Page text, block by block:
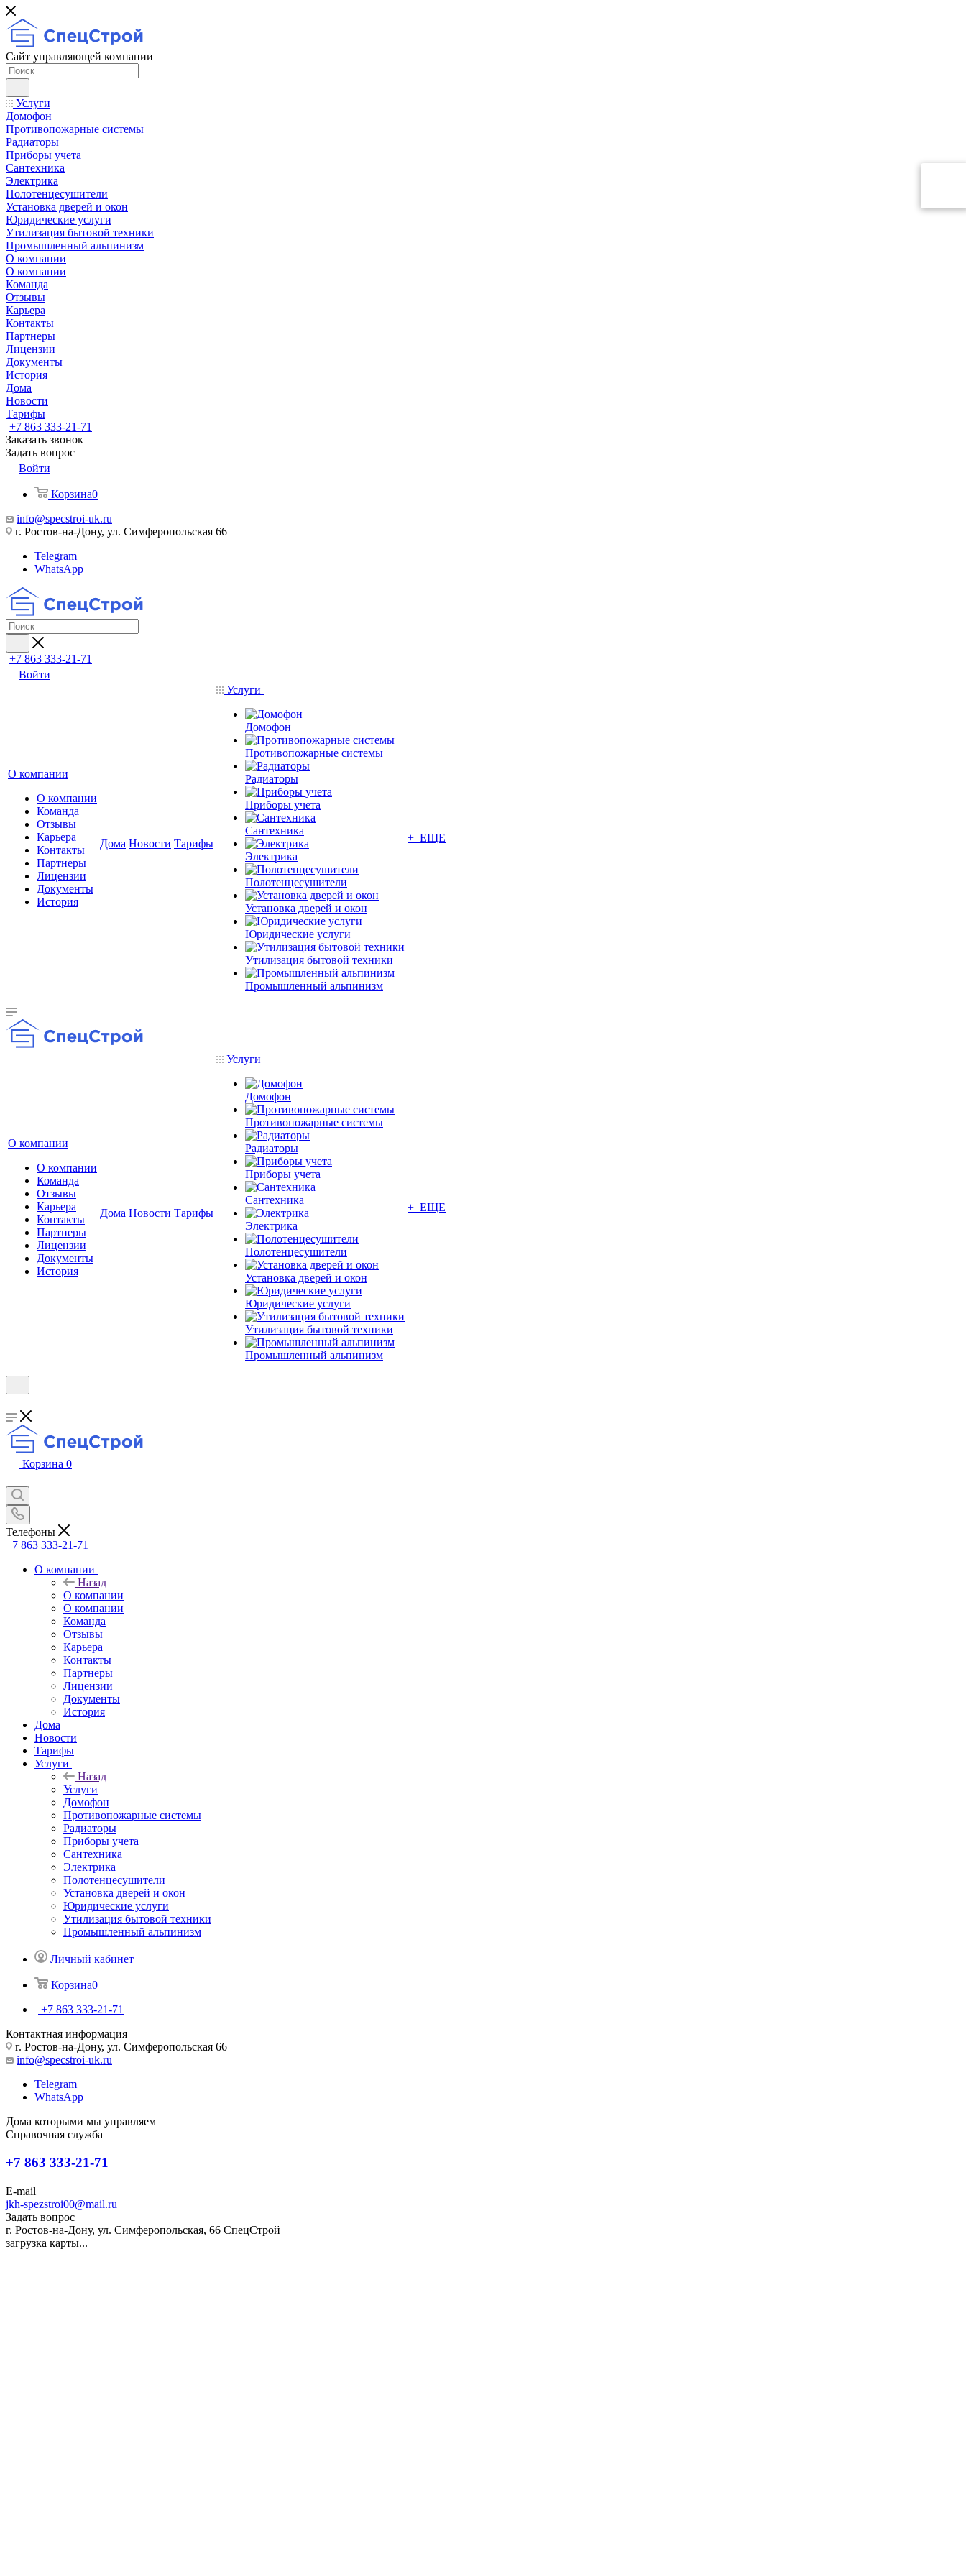
Сайт управляющей компании
Услуги
Домофон
Противопожарные системы
Радиаторы
Приборы учета
Сантехника
Электрика
Полотенцесушители
Установка дверей и окон
Юридические услуги
Утилизация бытовой техники
Промышленный альпинизм
О компании
О компании
Команда
Отзывы
Карьера
Контакты
Партнеры
Лицензии
Документы
История
Дома
Новости
Тарифы
+7 863 333-21-71
Заказать звонок
Задать вопрос
Войти
Корзина0
info@specstroi-uk.ru
г. Ростов-на-Дону, ул. Симферопольская 66
Telegram
WhatsApp
+7 863 333-21-71
Войти
О компании
О компании
Команда
Отзывы
Карьера
Контакты
Партнеры
Лицензии
Документы
История
Дома Новости Тарифы
Услуги
Домофон
Противопожарные системы
Радиаторы
Приборы учета
Сантехника
Электрика
Полотенцесушители
Установка дверей и окон
Юридические услуги
Утилизация бытовой техники
Промышленный альпинизм
+ ЕЩЕ
О компании
О компании
Команда
Отзывы
Карьера
Контакты
Партнеры
Лицензии
Документы
История
Дома Новости Тарифы
Услуги
Домофон
Противопожарные системы
Радиаторы
Приборы учета
Сантехника
Электрика
Полотенцесушители
Установка дверей и окон
Юридические услуги
Утилизация бытовой техники
Промышленный альпинизм
+ ЕЩЕ
Корзина 0
Телефоны
+7 863 333-21-71
О компании
Назад
О компании
О компании
Команда
Отзывы
Карьера
Контакты
Партнеры
Лицензии
Документы
История
Дома
Новости
Тарифы
Услуги
Назад
Услуги
Домофон
Противопожарные системы
Радиаторы
Приборы учета
Сантехника
Электрика
Полотенцесушители
Установка дверей и окон
Юридические услуги
Утилизация бытовой техники
Промышленный альпинизм
Личный кабинет
Корзина0
+7 863 333-21-71
Контактная информация
г. Ростов-на-Дону, ул. Симферопольская 66
info@specstroi-uk.ru
Telegram
WhatsApp
Дома которыми мы управляем
Справочная служба
+7 863 333-21-71
E-mail
jkh-spezstroi00@mail.ru
Задать вопрос
г. Ростов-на-Дону, ул. Симферопольская, 66 СпецСтрой
загрузка карты...